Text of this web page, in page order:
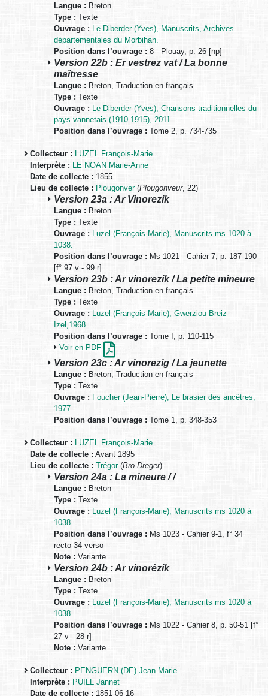
Langue : Breton
Type : Texte
Ouvrage : Le Diberder (Yves), Manuscrits, Archives
départementales du Morbihan.
Position dans l’ouvrage : 8 - Plouay, p. 26 [np]
Version 22b : Er vestrez vat / La bonne
maîtresse
Langue : Breton, Traduction en français
Type : Texte
Ouvrage : Le Diberder (Yves), Chansons traditionnelles du
pays vannetais (1910-1915), 2011.
Position dans l’ouvrage : Tome 2, p. 734-735
Collecteur : LUZEL François-Marie
Interprète : LE NOAN Marie-Anne
Date de collecte : 1855
Lieu de collecte : Plougonver(Plougonveur, 22)
Version 23a : Ar Vinorezik
Langue : Breton
Type : Texte
Ouvrage : Luzel (François-Marie), Manuscrits ms 1020 à
1038.
Position dans l’ouvrage : Ms 1021 - Cahier 7, p. 187-190
[f° 97 v - 99 r]
Version 23b : Ar vinorezik / La petite mineure
Langue : Breton, Traduction en français
Type : Texte
Ouvrage : Luzel (François-Marie), Gwerziou Breiz-
Izel,1968.
Position dans l’ouvrage : Tome I, p. 110-115
Voir en PDF
Version 23c : Ar vinorezig / La jeunette
Langue : Breton, Traduction en français
Type : Texte
Ouvrage : Foucher (Jean-Pierre), Le brasier des ancêtres,
1977.
Position dans l’ouvrage : Tome 1, p. 348-353
Collecteur : LUZEL François-Marie
Date de collecte : Avant 1895
Lieu de collecte : Trégor(Bro-Dreger)
Version 24a : La mineure / /
Langue : Breton
Type : Texte
Ouvrage : Luzel (François-Marie), Manuscrits ms 1020 à
1038.
Position dans l’ouvrage : Ms 1023 - Cahier 9-1, f° 34
recto-34 verso
Note : Variante
Version 24b : Ar vinorézik
Langue : Breton
Type : Texte
Ouvrage : Luzel (François-Marie), Manuscrits ms 1020 à
1038.
Position dans l’ouvrage : Ms 1022 - Cahier 8, p. 50-51 [f°
27 v - 28 r]
Note : Variante
Collecteur : PENGUERN (DE) Jean-Marie
Interprète : PUILL Jannet
Date de collecte : 1851-06-16